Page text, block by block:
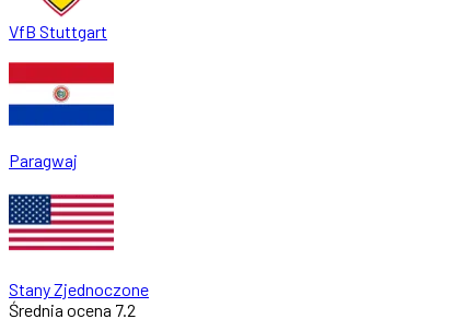
VfB Stuttgart
Paragwaj
Stany Zjednoczone
Średnia ocena 7.2